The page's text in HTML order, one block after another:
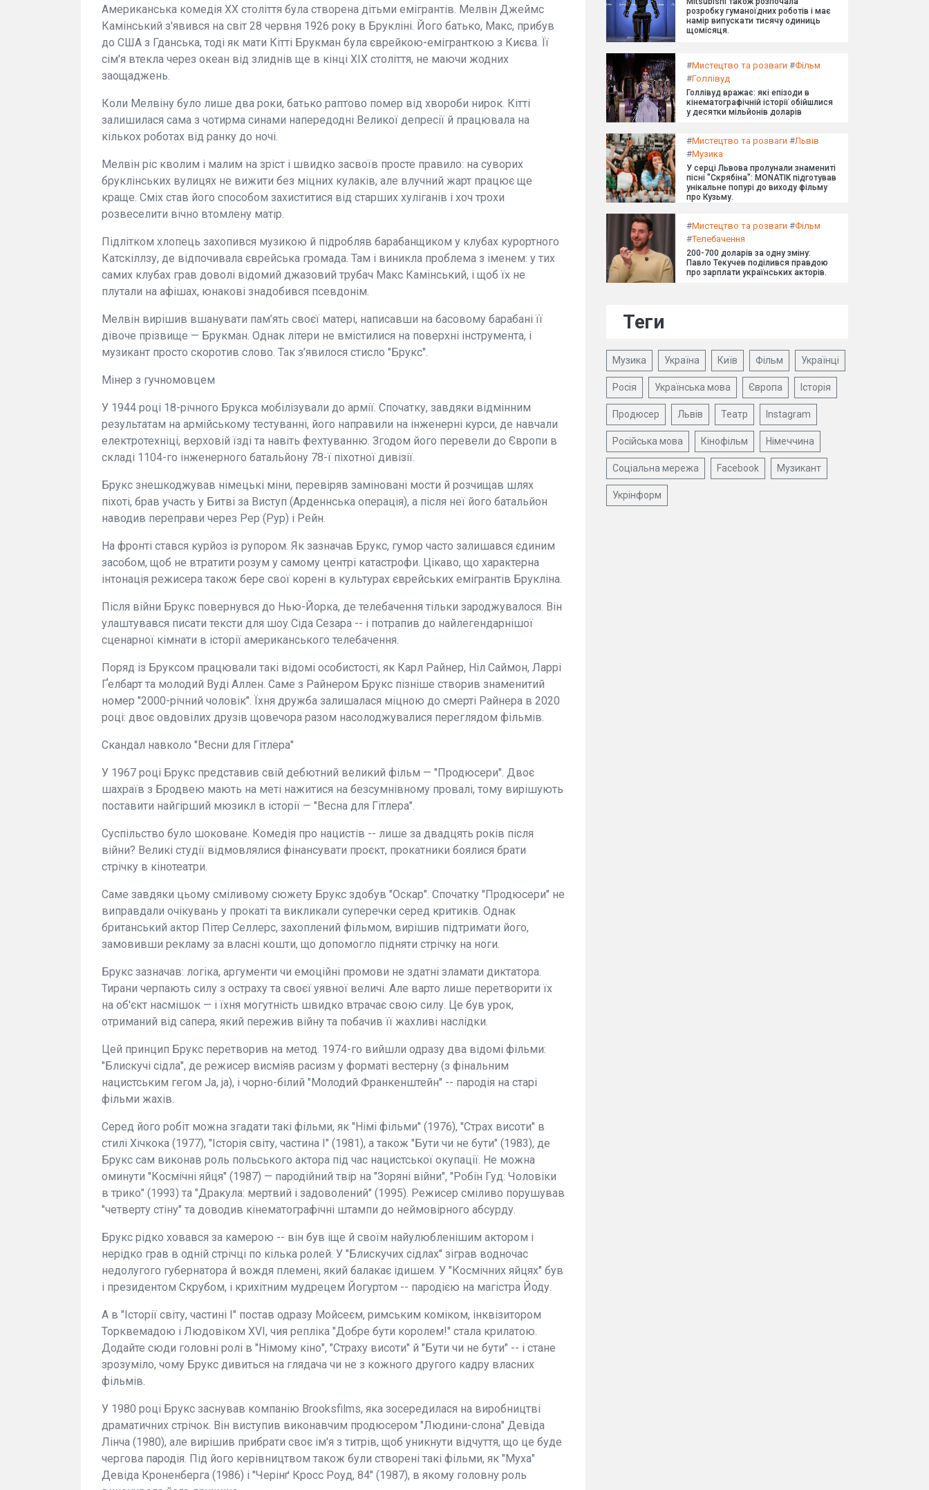
Американська комедія XX століття була створена дітьми емігрантів. Мелвін Джеймс
Камінський з'явився на світ 28 червня 1926 року в Брукліні. Його батько, Макс, прибув
до США з Гданська, тоді як мати Кітті Брукман була єврейкою-емігранткою з Києва. Її
сім'я втекла через океан від злиднів ще в кінці XIX століття, не маючи жодних
заощаджень.
Коли Мелвіну було лише два роки, батько раптово помер від хвороби нирок. Кітті
залишилася сама з чотирма синами напередодні Великої депресії й працювала на
кількох роботах від ранку до ночі.
Мелвін ріс кволим і малим на зріст і швидко засвоїв просте правило: на суворих
бруклінських вулицях не вижити без міцних кулаків, але влучний жарт працює ще
краще. Сміх став його способом захиститися від старших хуліганів і хоч трохи
розвеселити вічно втомлену матір.
Підлітком хлопець захопився музикою й підробляв барабанщиком у клубах курортного
Катскіллзу, де відпочивала єврейська громада. Там і виникла проблема з іменем: у тих
самих клубах грав доволі відомий джазовий трубач Макс Камінський, і щоб їх не
плутали на афішах, юнакові знадобився псевдонім.
Мелвін вирішив вшанувати пам’ять своєї матері, написавши на басовому барабані її
дівоче прізвище — Брукман. Однак літери не вмістилися на поверхні інструмента, і
музикант просто скоротив слово. Так з’явилося стисло "Брукс".
Мінер з гучномовцем
У 1944 році 18-річного Брукса мобілізували до армії. Спочатку, завдяки відмінним
результатам на армійському тестуванні, його направили на інженерні курси, де навчали
електротехніці, верховій їзді та навіть фехтуванню. Згодом його перевели до Європи в
складі 1104-го інженерного батальйону 78-ї піхотної дивізії.
Брукс знешкоджував німецькі міни, перевіряв заміновані мости й розчищав шлях
піхоті, брав участь у Битві за Виступ (Арденнська операція), а після неї його батальйон
наводив переправи через Рер (Рур) і Рейн.
На фронті стався курйоз із рупором. Як зазначав Брукс, гумор часто залишався єдиним
засобом, щоб не втратити розум у самому центрі катастрофи. Цікаво, що характерна
інтонація режисера також бере свої корені в культурах єврейських емігрантів Брукліна.
Після війни Брукс повернувся до Нью-Йорка, де телебачення тільки зароджувалося. Він
улаштувався писати тексти для шоу Сіда Сезара -- і потрапив до найлегендарнішої
сценарної кімнати в історії американського телебачення.
Поряд із Бруксом працювали такі відомі особистості, як Карл Райнер, Ніл Саймон, Ларрі
Ґелбарт та молодий Вуді Аллен. Саме з Райнером Брукс пізніше створив знаменитий
номер "2000-річний чоловік". Їхня дружба залишалася міцною до смерті Райнера в 2020
році: двоє овдовілих друзів щовечора разом насолоджувалися переглядом фільмів.
Скандал навколо "Весни для Гітлера"
У 1967 році Брукс представив свій дебютний великий фільм — "Продюсери". Двоє
шахраїв з Бродвею мають на меті нажитися на безсумнівному провалі, тому вирішують
поставити найгірший мюзикл в історії — "Весна для Гітлера".
Суспільство було шоковане. Комедія про нацистів -- лише за двадцять років після
війни? Великі студії відмовлялися фінансувати проєкт, прокатники боялися брати
стрічку в кінотеатри.
Саме завдяки цьому сміливому сюжету Брукс здобув "Оскар". Спочатку "Продюсери" не
виправдали очікувань у прокаті та викликали суперечки серед критиків. Однак
британський актор Пітер Селлерс, захоплений фільмом, вирішив підтримати його,
замовивши рекламу за власні кошти, що допомогло підняти стрічку на ноги.
Брукс зазначав: логіка, аргументи чи емоційні промови не здатні зламати диктатора.
Тирани черпають силу з остраху та своєї уявної величі. Але варто лише перетворити їх
на об'єкт насмішок — і їхня могутність швидко втрачає свою силу. Це був урок,
отриманий від сапера, який пережив війну та побачив її жахливі наслідки.
Цей принцип Брукс перетворив на метод. 1974-го вийшли одразу два відомі фільми:
"Блискучі сідла", де режисер висміяв расизм у форматі вестерну (з фінальним
нацистським гегом Ja, ja), і чорно-білий "Молодий Франкенштейн" -- пародія на старі
фільми жахів.
Серед його робіт можна згадати такі фільми, як "Німі фільми" (1976), "Страх висоти" в
стилі Хічкока (1977), "Історія світу, частина I" (1981), а також "Бути чи не бути" (1983), де
Брукс сам виконав роль польського актора під час нацистської окупації. Не можна
оминути "Космічні яйця" (1987) — пародійний твір на "Зоряні війни", "Робін Гуд: Чоловіки
в трико" (1993) та "Дракула: мертвий і задоволений" (1995). Режисер сміливо порушував
"четверту стіну" та доводив кінематографічні штампи до неймовірного абсурду.
Брукс рідко ховався за камерою -- він був іще й своїм найулюбленішим актором і
нерідко грав в одній стрічці по кілька ролей. У "Блискучих сідлах" зіграв водночас
недолугого губернатора й вождя племені, який балакає ідишем. У "Космічних яйцях" був
і президентом Скрубом, і крихітним мудрецем Йогуртом -- пародією на магістра Йоду.
А в "Історії світу, частині І" постав одразу Мойсеєм, римським коміком, інквізитором
Торквемадою і Людовіком XVI, чия репліка "Добре бути королем!" стала крилатою.
Додайте сюди головні ролі в "Німому кіно", "Страху висоти" й "Бути чи не бути" -- і стане
зрозуміло, чому Брукс дивиться на глядача чи не з кожного другого кадру власних
фільмів.
У 1980 році Брукс заснував компанію Brooksfilms, яка зосередилася на виробництві
драматичних стрічок. Він виступив виконавчим продюсером "Людини-слона" Девіда
Лінча (1980), але вирішив прибрати своє ім'я з титрів, щоб уникнути відчуття, що це буде
чергова пародія. Під його керівництвом також були створені такі фільми, як "Муха"
Девіда Кроненберга (1986) і "Черінґ Кросс Роуд, 84" (1987), в якому головну роль
розробку гуманоїдних роботів і має
намір випускати тисячу одиниць
щомісяця.
#Мистецтво та розваги #Фільм
#Голлівуд
Голлівуд вражає: які епізоди в
кінематографічній історії обійшлися
у десятки мільйонів доларів
#Мистецтво та розваги #Львів
#Музика
У серці Львова пролунали знамениті
пісні "Скрябіна": MONATIK підготував
унікальне попурі до виходу фільму
про Кузьму.
#Мистецтво та розваги #Фільм
#Телебачення
200-700 доларів за одну зміну:
Павло Текучев поділився правдою
про зарплати українських акторів.
Теги
Музика Україна Київ Фільм Українці
Росія Українська мова Європа Історія
Продюсер Львів Театр Instagram
Російська мова Кінофільм Німеччина
Соціальна мережа Facebook Музикант
Укрінформ